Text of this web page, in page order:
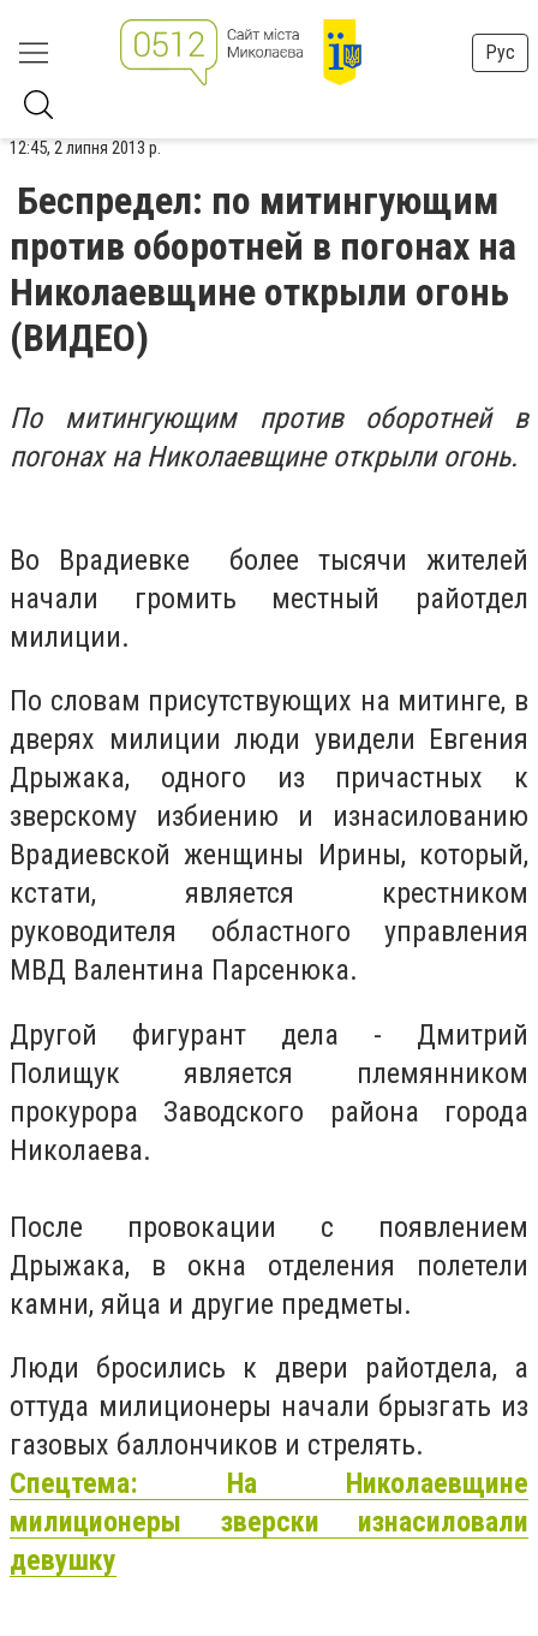
Рус
12:45, 2 липня 2013 р.
Беспредел: по митингующим
против оборотней в погонах на
Николаевщине открыли огонь
(ВИДЕО)
По митингующим против оборотней в
погонах на Николаевщине открыли огонь.
Во Врадиевке
более тысячи жителей
начали громить местный райотдел
милиции.
По словам присутствующих на митинге, в
дверях милиции люди увидели Евгения
Дрыжака, одного из причастных к
зверскому избиению и изнасилованию
Врадиевской женщины Ирины, который,
кстати, является крестником
руководителя областного управления
МВД Валентина Парсенюка.
Другой фигурант дела - Дмитрий
Полищук является племянником
прокурора Заводского района города
Николаева.
После провокации с появлением
Дрыжака, в окна отделения полетели
камни, яйца и другие предметы.
Люди бросились к двери райотдела, а
оттуда милиционеры начали брызгать из
газовых баллончиков и стрелять.
Спецтема: На Николаевщине
милиционеры зверски изнасиловали
девушку